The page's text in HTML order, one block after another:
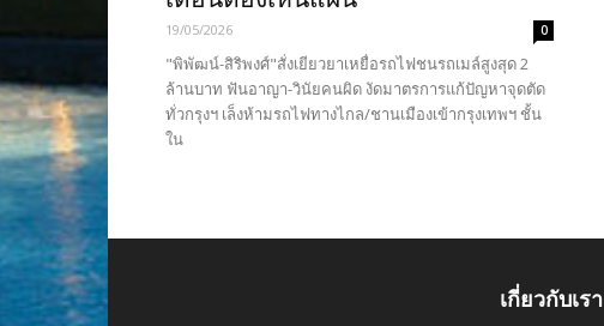
19/05/2026 0
"พิพัฒน์-สิริพงศ์"สั่งเยียวยาเหยื่อรถไฟชนรถเมล์สูงสุด 2
ล้านบาท ฟันอาญา-วินัยคนผิด งัดมาตรการแก้ปัญหาจุดตัด
ทั่วกรุงฯ เล็งห้ามรถไฟทางไกล/ชานเมืองเข้ากรุงเทพฯ ชั้น
ใน
เกี่ยวกับเรา